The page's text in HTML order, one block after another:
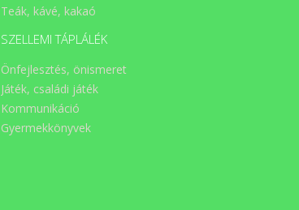
Teák, kávé, kakaó
SZELLEMI TÁPLÁLÉK
Önfejlesztés, önismeret
Játék, családi játék
Kommunikáció
Gyermekkönyvek